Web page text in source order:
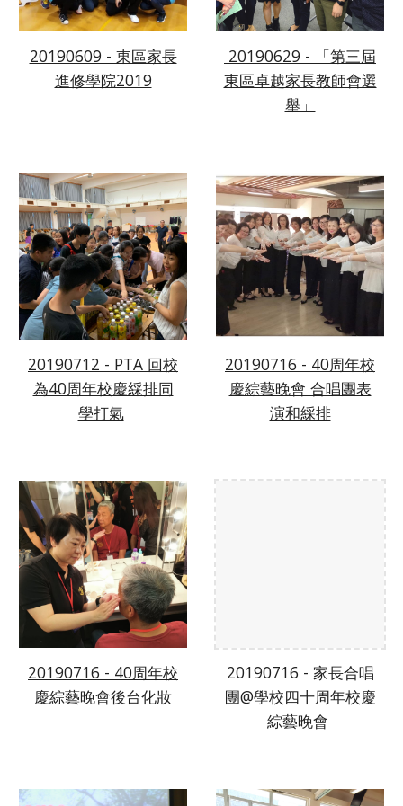
20190609 - 東區家長
進修學院2019
東區卓越家長教師會選
舉」
20190712 - PTA 回校
為40周年校慶綵排同
學打氣
20190716 - 40周年校
慶綜藝晚會 合唱團表
演和綵排
20190716 - 40周年校
慶綜藝晚會後台化妝
20190716 - 家長合唱
團@學校四十周年校慶
綜藝晚會